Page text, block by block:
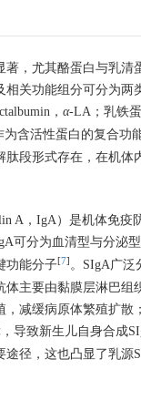
，尤其酪蛋白与乳
关功能组分可分为两
， α-LA；乳铁蛋
为含活性蛋白的复合
段形式存在，在机体
A，IgA）是机体免
可分为血清型与分泌
功能分子[7] 。SIgA广泛
主要由黏膜层淋巴
减缓病原体繁殖扩
导致新生儿自身合成
径，这也凸显了乳源